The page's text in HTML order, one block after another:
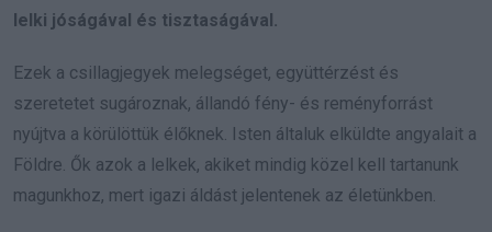
lelki jóságával és tisztaságával.
Ezek a csillagjegyek melegséget, együttérzést és
szeretetet sugároznak, állandó fény- és reményforrást
nyújtva a körülöttük élőknek. Isten általuk elküldte angyalait a
Földre. Ők azok a lelkek, akiket mindig közel kell tartanunk
magunkhoz, mert igazi áldást jelentenek az életünkben.